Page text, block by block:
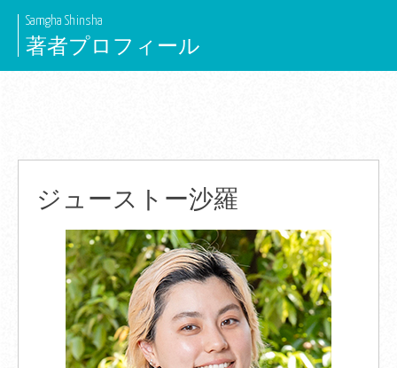
Skip
content
Samgha Shinsha
著者プロフィール
ジューストー沙羅